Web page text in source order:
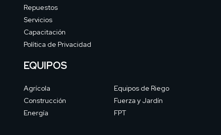
Repuestos
Servicios
Capacitación
Política de Privacidad
EQUIPOS
Agrícola
Construcción
Energía
Equipos de Riego
Fuerza y Jardín
FPT